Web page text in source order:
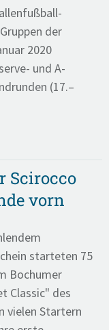
der
2020
und A-
(17.–
Scirocco
vorn
starteten 75
Bochumer
Classic" des
vielen Startern